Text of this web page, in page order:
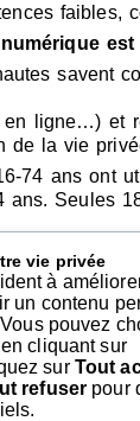
faibles,
savent
ligne…) et
de la vie
74 ans ont
ans. Seules
vie privée
à
un contenu
pouvez
cliquant sur
sur Tout
refuser pour